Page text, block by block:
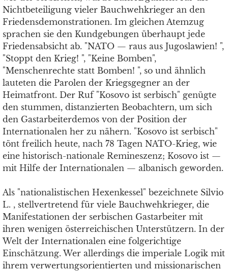
Nichtbeteiligung vieler Bauchwehkrieger an den
Friedensdemonstrationen. Im gleichen Atemzug
sprachen sie den Kundgebungen überhaupt jede
Friedensabsicht ab. "NATO — raus aus Jugoslawien! ",
"Stoppt den Krieg! ", "Keine Bomben",
"Menschenrechte statt Bomben! ", so und ähnlich
lauteten die Parolen der Kriegsgegner an der
Heimatfront. Der Ruf "Kosovo ist serbisch" genügte
den stummen, distanzierten Beobachtern, um sich
den Gastarbeiterdemos von der Position der
Internationalen her zu nähern. "Kosovo ist serbisch"
tönt freilich heute, nach 78 Tagen NATO-Krieg, wie
eine historisch-nationale Remineszenz; Kosovo ist —
mit Hilfe der Internationalen — albanisch geworden.
Als "nationalistischen Hexenkessel" bezeichnete Silvio
L. , stellvertretend für viele Bauchwehkrieger, die
Manifestationen der serbischen Gastarbeiter mit
ihren wenigen österreichischen Unterstützern. In der
Welt der Internationalen eine folgerichtige
Einschätzung. Wer allerdings die imperiale Logik mit
ihrem verwertungsorientierten und missionarischen